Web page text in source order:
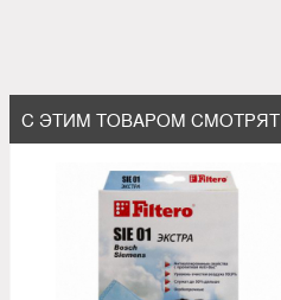
С ЭТИМ ТОВАРОМ СМОТРЯТ